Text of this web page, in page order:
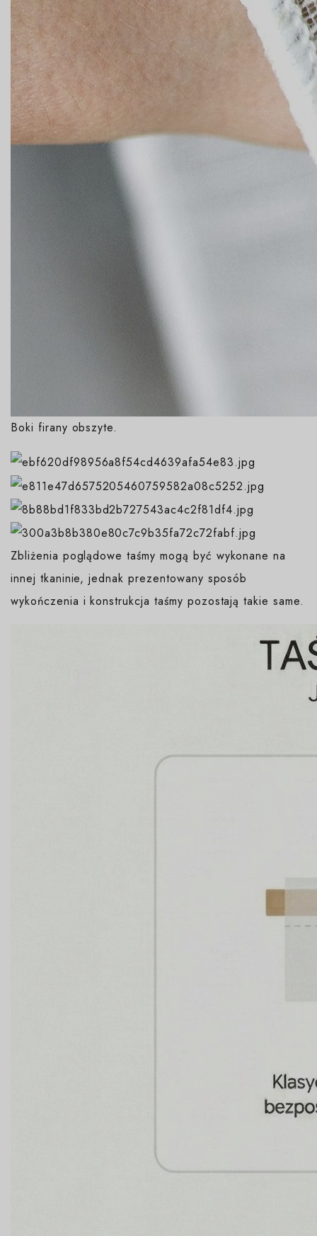
Boki firany obszyte.
Zbliżenia poglądowe taśmy mogą być wykonane na
innej tkaninie, jednak prezentowany sposób
wykończenia i konstrukcja taśmy pozostają takie same.